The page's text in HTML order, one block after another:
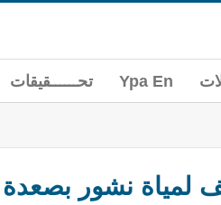
Ypa En تحــــــقيقات
لمياة نشور بصعدة